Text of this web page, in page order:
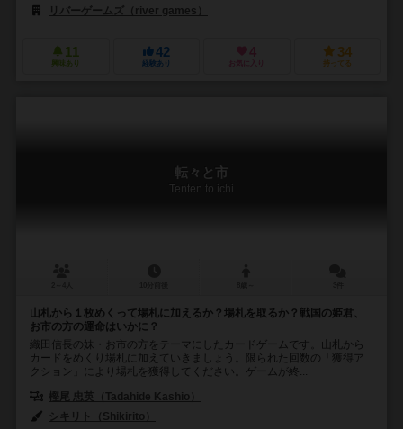
リバーゲームズ（river games）
11
興味あり
42
経験あり
4
お気に入り
34
持ってる
転々と市
Tenten to ichi
山札から１枚めくって場札に加えるか？場札を取るか？戦国の姫君、
お市の方の運命はいかに？
織田信長の妹・お市の方をテーマにしたカードゲームです。山札から
カードをめくり場札に加えていきましょう。限られた回数の「獲得ア
クション」により場札を獲得してください。ゲームが終...
樫尾 忠英（Tadahide Kashio）
シキリト（Shikirito）